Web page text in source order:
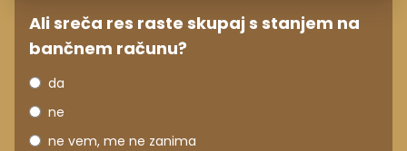
Ali sreča res raste skupaj s stanjem na
bančnem računu?
da
ne
ne vem, me ne zanima